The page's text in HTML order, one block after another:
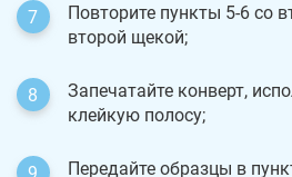
Повторите пункты 5-6 со
второй щекой;
Запечатайте конверт,
клейкую полосу;
Передайте образцы в